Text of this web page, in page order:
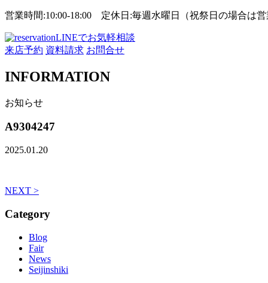
営業時間:10:00-18:00 定休日:毎週水曜日（祝祭日の場合は営
LINEでお気軽相談
来店予約 資料請求 お問合せ
INFORMATION
お知らせ
A9304247
2025.01.20
NEXT >
Category
Blog
Fair
News
Seijinshiki